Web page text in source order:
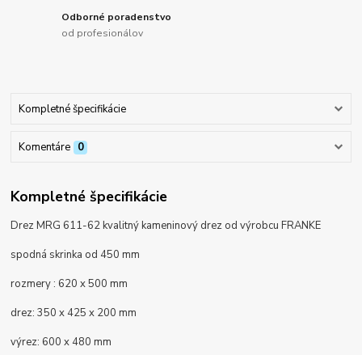
Odborné poradenstvo
od profesionálov
Kompletné špecifikácie
Komentáre 0
Kompletné špecifikácie
Drez MRG 611-62 kvalitný kameninový drez od výrobcu FRANKE
spodná skrinka od 450 mm
rozmery : 620 x 500 mm
drez:350 x 425 x 200 mm
výrez: 600 x 480 mm